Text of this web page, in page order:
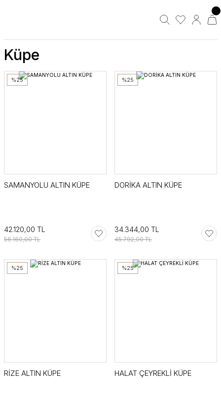
Küpe
%25
SAMANYOLU ALTIN KÜPE
42.120,00 TL
56.160,00 TL
%25
DORİKA ALTIN KÜPE
34.344,00 TL
45.792,00 TL
%25
RİZE ALTIN KÜPE
%25
HALAT ÇEYREKLİ KÜPE